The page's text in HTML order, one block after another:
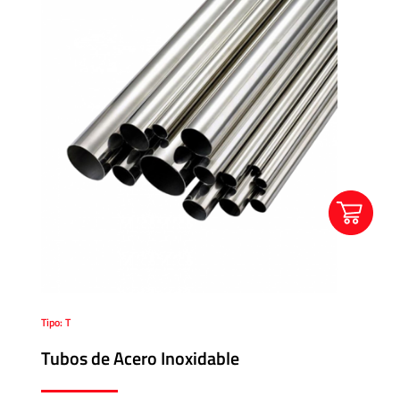
Tipo: T
Tubos de Acero Inoxidable